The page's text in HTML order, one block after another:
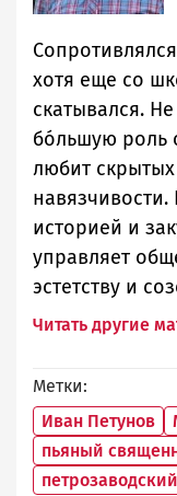
хотя еще со
скатывался.
бóльшую роль
любит
навязчивости.
историей и
управляет
эстетству и
Читать другие
Метки
Иван Петунов
пьяный